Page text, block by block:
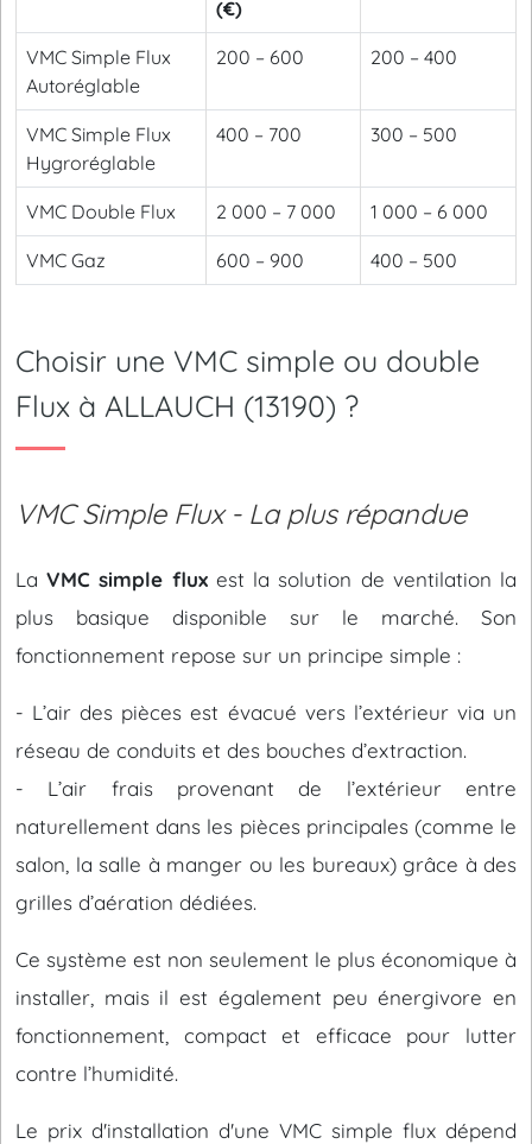
(€)
VMC Simple Flux
Autoréglable
200 – 600 200 – 400
VMC Simple Flux
Hygroréglable
400 – 700 300 – 500
VMC Double Flux 2 000 – 7 000 1 000 – 6 000
VMC Gaz 600 – 900 400 – 500
Choisir une VMC simple ou double
Flux à ALLAUCH (13190) ?
VMC Simple Flux - La plus répandue
LaVMC simple fluxest la solution de ventilation la
plus basique disponible sur le marché. Son
fonctionnement repose sur un principe simple :
- L’air des pièces est évacué vers l’extérieur via un
réseau de conduits et des bouches d’extraction.
- L’air frais provenant de l’extérieur entre
naturellement dans les pièces principales (comme le
salon, la salle à manger ou les bureaux) grâce à des
grilles d’aération dédiées.
Ce système est non seulement le plus économique à
installer, mais il est également peu énergivore en
fonctionnement, compact et efficace pour lutter
contre l’humidité.
Le prix d'installation d'une VMC simple flux dépend